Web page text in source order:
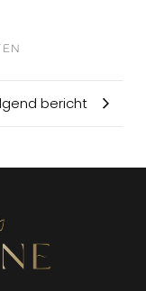
bericht